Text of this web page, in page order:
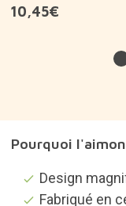
10,45€
Pourquoi
Design
Fabriqué en